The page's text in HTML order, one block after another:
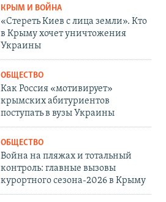
КРЫМ И ВОЙНА
«Стереть Киев с лица земли». Кто
в Крыму хочет уничтожения
Украины
ОБЩЕСТВО
Как Россия «мотивирует»
крымских абитуриентов
поступать в вузы Украины
ОБЩЕСТВО
Война на пляжах и тотальный
контроль: главные вызовы
курортного сезона-2026 в Крыму